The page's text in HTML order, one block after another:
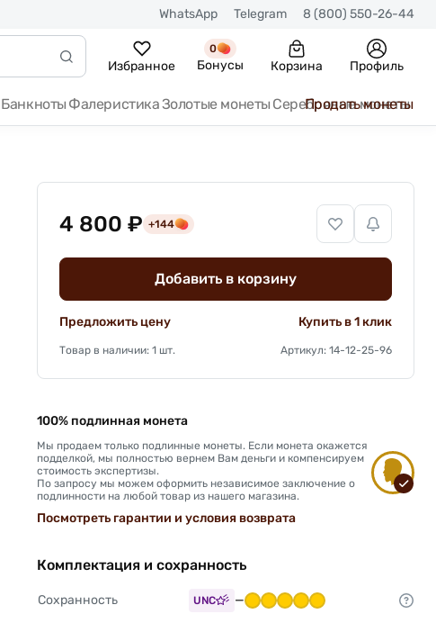
WhatsApp Telegram 8 (800) 550-26-44
Избранное
0
Бонусы Корзина Профиль
Банкноты ФалеристикаЗолотые монеты Серебряные монеты
Продать монеты
4 800 ₽ +144
Добавить в корзину
Предложить цену Купить в 1 клик
Товар в наличии: 1 шт. Артикул: 14-12-25-96
100% подлинная монета
Мы продаем только подлинные монеты. Если монета окажется
подделкой, мы полностью вернем Вам деньги и компенсируем
стоимость экспертизы.
По запросу мы можем оформить независимое заключение о
подлинности на любой товар из нашего магазина.
Посмотреть гарантии и условия возврата
Комплектация и сохранность
Сохранность UNC —